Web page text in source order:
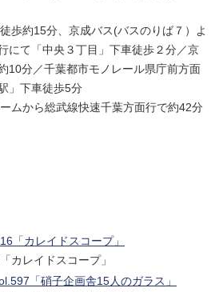
歩約15分、京成バス(バスのりば７）よ
にて「中央３丁目」下車徒歩２分／京
10分／千葉都市モノレール県庁前方面
」下車徒歩5分
ムから総武線快速千葉方面行で約42分
カレイドスコープ」